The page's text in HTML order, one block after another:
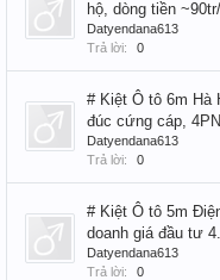
hộ, dòng tiền
Datyendana613
Trả lời:
0
# Kiệt Ô tô 6m Hà
đúc cứng cáp,
Datyendana613
Trả lời:
0
# Kiệt Ô tô 5m
doanh giá đầu tư
Datyendana613
Trả lời:
0